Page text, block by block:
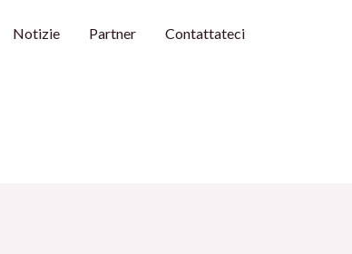
Notizie Partner Contattateci